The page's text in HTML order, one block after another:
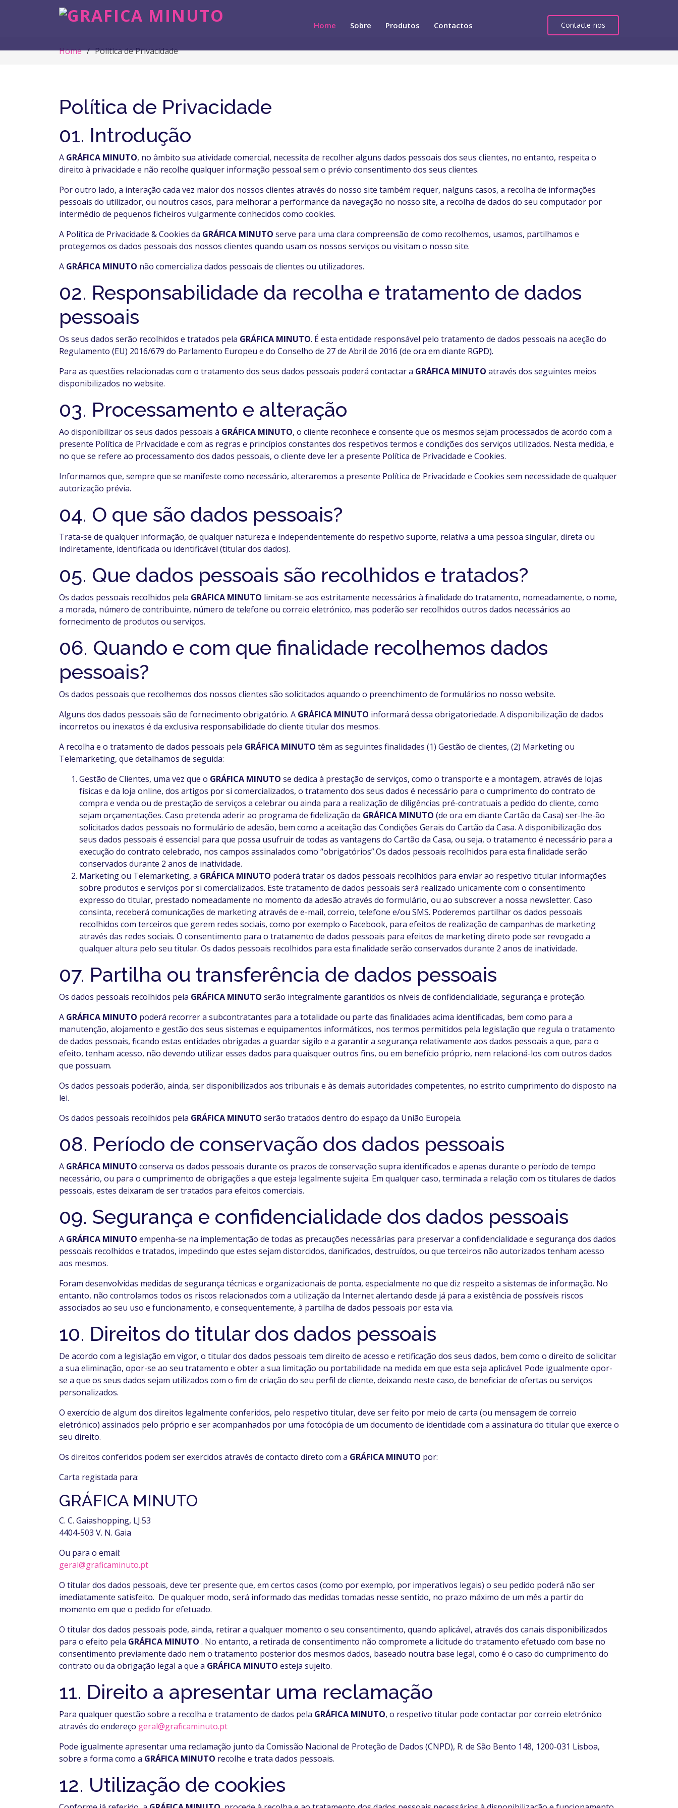
Home Sobre Produtos Contactos Contacte-nos
Home Politica de Privacidade
Política de Privacidade
01. Introdução
A GRÁFICA MINUTO, no âmbito sua atividade comercial, necessita de recolher alguns dados pessoais dos seus clientes, no entanto, respeita o
direito à privacidade e não recolhe qualquer informação pessoal sem o prévio consentimento dos seus clientes.
Por outro lado, a interação cada vez maior dos nossos clientes através do nosso site também requer, nalguns casos, a recolha de informações
pessoais do utilizador, ou noutros casos, para melhorar a performance da navegação no nosso site, a recolha de dados do seu computador por
intermédio de pequenos ficheiros vulgarmente conhecidos como cookies.
A Política de Privacidade & Cookies da GRÁFICA MINUTO serve para uma clara compreensão de como recolhemos, usamos, partilhamos e
protegemos os dados pessoais dos nossos clientes quando usam os nossos serviços ou visitam o nosso site.
A GRÁFICA MINUTO não comercializa dados pessoais de clientes ou utilizadores.
02. Responsabilidade da recolha e tratamento de dados
pessoais
Os seus dados serão recolhidos e tratados pela GRÁFICA MINUTO. É esta entidade responsável pelo tratamento de dados pessoais na aceção do
Regulamento (EU) 2016/679 do Parlamento Europeu e do Conselho de 27 de Abril de 2016 (de ora em diante RGPD).
Para as questões relacionadas com o tratamento dos seus dados pessoais poderá contactar a GRÁFICA MINUTO através dos seguintes meios
disponibilizados no website.
03. Processamento e alteração
Ao disponibilizar os seus dados pessoais à GRÁFICA MINUTO, o cliente reconhece e consente que os mesmos sejam processados de acordo com a
presente Política de Privacidade e com as regras e princípios constantes dos respetivos termos e condições dos serviços utilizados. Nesta medida, e
no que se refere ao processamento dos dados pessoais, o cliente deve ler a presente Política de Privacidade e Cookies.
Informamos que, sempre que se manifeste como necessário, alteraremos a presente Política de Privacidade e Cookies sem necessidade de qualquer
autorização prévia.
04. O que são dados pessoais?
Trata-se de qualquer informação, de qualquer natureza e independentemente do respetivo suporte, relativa a uma pessoa singular, direta ou
indiretamente, identificada ou identificável (titular dos dados).
05. Que dados pessoais são recolhidos e tratados?
Os dados pessoais recolhidos pela GRÁFICA MINUTO limitam-se aos estritamente necessários à finalidade do tratamento, nomeadamente, o nome,
a morada, número de contribuinte, número de telefone ou correio eletrónico, mas poderão ser recolhidos outros dados necessários ao
fornecimento de produtos ou serviços.
06. Quando e com que finalidade recolhemos dados
pessoais?
Os dados pessoais que recolhemos dos nossos clientes são solicitados aquando o preenchimento de formulários no nosso website.
Alguns dos dados pessoais são de fornecimento obrigatório. A GRÁFICA MINUTO informará dessa obrigatoriedade. A disponibilização de dados
incorretos ou inexatos é da exclusiva responsabilidade do cliente titular dos mesmos.
A recolha e o tratamento de dados pessoais pela GRÁFICA MINUTO têm as seguintes finalidades (1) Gestão de clientes, (2) Marketing ou
Telemarketing, que detalhamos de seguida:
Gestão de Clientes, uma vez que o GRÁFICA MINUTO se dedica à prestação de serviços, como o transporte e a montagem, através de lojas
físicas e da loja online, dos artigos por si comercializados, o tratamento dos seus dados é necessário para o cumprimento do contrato de
compra e venda ou de prestação de serviços a celebrar ou ainda para a realização de diligências pré-contratuais a pedido do cliente, como
sejam orçamentações. Caso pretenda aderir ao programa de fidelização da GRÁFICA MINUTO (de ora em diante Cartão da Casa) ser-lhe-ão
solicitados dados pessoais no formulário de adesão, bem como a aceitação das Condições Gerais do Cartão da Casa. A disponibilização dos
seus dados pessoais é essencial para que possa usufruir de todas as vantagens do Cartão da Casa, ou seja, o tratamento é necessário para a
execução do contrato celebrado, nos campos assinalados como “obrigatórios”.Os dados pessoais recolhidos para esta finalidade serão
conservados durante 2 anos de inatividade.
Marketing ou Telemarketing, a GRÁFICA MINUTO poderá tratar os dados pessoais recolhidos para enviar ao respetivo titular informações
sobre produtos e serviços por si comercializados. Este tratamento de dados pessoais será realizado unicamente com o consentimento
expresso do titular, prestado nomeadamente no momento da adesão através do formulário, ou ao subscrever a nossa newsletter. Caso
consinta, receberá comunicações de marketing através de e-mail, correio, telefone e/ou SMS. Poderemos partilhar os dados pessoais
recolhidos com terceiros que gerem redes sociais, como por exemplo o Facebook, para efeitos de realização de campanhas de marketing
através das redes sociais. O consentimento para o tratamento de dados pessoais para efeitos de marketing direto pode ser revogado a
qualquer altura pelo seu titular. Os dados pessoais recolhidos para esta finalidade serão conservados durante 2 anos de inatividade.
07. Partilha ou transferência de dados pessoais
Os dados pessoais recolhidos pela GRÁFICA MINUTO serão integralmente garantidos os níveis de confidencialidade, segurança e proteção.
A GRÁFICA MINUTO poderá recorrer a subcontratantes para a totalidade ou parte das finalidades acima identificadas, bem como para a
manutenção, alojamento e gestão dos seus sistemas e equipamentos informáticos, nos termos permitidos pela legislação que regula o tratamento
de dados pessoais, ficando estas entidades obrigadas a guardar sigilo e a garantir a segurança relativamente aos dados pessoais a que, para o
efeito, tenham acesso, não devendo utilizar esses dados para quaisquer outros fins, ou em benefício próprio, nem relacioná-los com outros dados
que possuam.
Os dados pessoais poderão, ainda, ser disponibilizados aos tribunais e às demais autoridades competentes, no estrito cumprimento do disposto na
lei.
Os dados pessoais recolhidos pela GRÁFICA MINUTO serão tratados dentro do espaço da União Europeia.
08. Período de conservação dos dados pessoais
A GRÁFICA MINUTO conserva os dados pessoais durante os prazos de conservação supra identificados e apenas durante o período de tempo
necessário, ou para o cumprimento de obrigações a que esteja legalmente sujeita. Em qualquer caso, terminada a relação com os titulares de dados
pessoais, estes deixaram de ser tratados para efeitos comerciais.
09. Segurança e confidencialidade dos dados pessoais
A GRÁFICA MINUTO empenha-se na implementação de todas as precauções necessárias para preservar a confidencialidade e segurança dos dados
pessoais recolhidos e tratados, impedindo que estes sejam distorcidos, danificados, destruídos, ou que terceiros não autorizados tenham acesso
aos mesmos.
Foram desenvolvidas medidas de segurança técnicas e organizacionais de ponta, especialmente no que diz respeito a sistemas de informação. No
entanto, não controlamos todos os riscos relacionados com a utilização da Internet alertando desde já para a existência de possíveis riscos
associados ao seu uso e funcionamento, e consequentemente, à partilha de dados pessoais por esta via.
10. Direitos do titular dos dados pessoais
De acordo com a legislação em vigor, o titular dos dados pessoais tem direito de acesso e retificação dos seus dados, bem como o direito de solicitar
a sua eliminação, opor-se ao seu tratamento e obter a sua limitação ou portabilidade na medida em que esta seja aplicável. Pode igualmente opor-
se a que os seus dados sejam utilizados com o fim de criação do seu perfil de cliente, deixando neste caso, de beneficiar de ofertas ou serviços
personalizados.
O exercício de algum dos direitos legalmente conferidos, pelo respetivo titular, deve ser feito por meio de carta (ou mensagem de correio
eletrónico) assinados pelo próprio e ser acompanhados por uma fotocópia de um documento de identidade com a assinatura do titular que exerce o
seu direito.
Os direitos conferidos podem ser exercidos através de contacto direto com a GRÁFICA MINUTO por:
Carta registada para:
GRÁFICA MINUTO
C. C. Gaiashopping, LJ.53
4404-503 V. N. Gaia
Ou para o email:
geral@graficaminuto.pt
O titular dos dados pessoais, deve ter presente que, em certos casos (como por exemplo, por imperativos legais) o seu pedido poderá não ser
imediatamente satisfeito. De qualquer modo, será informado das medidas tomadas nesse sentido, no prazo máximo de um mês a partir do
momento em que o pedido for efetuado.
O titular dos dados pessoais pode, ainda, retirar a qualquer momento o seu consentimento, quando aplicável, através dos canais disponibilizados
para o efeito pela GRÁFICA MINUTO . No entanto, a retirada de consentimento não compromete a licitude do tratamento efetuado com base no
consentimento previamente dado nem o tratamento posterior dos mesmos dados, baseado noutra base legal, como é o caso do cumprimento do
contrato ou da obrigação legal a que a GRÁFICA MINUTO esteja sujeito.
11. Direito a apresentar uma reclamação
Para qualquer questão sobre a recolha e tratamento de dados pela GRÁFICA MINUTO, o respetivo titular pode contactar por correio eletrónico
através do endereço geral@graficaminuto.pt
Pode igualmente apresentar uma reclamação junto da Comissão Nacional de Proteção de Dados (CNPD), R. de São Bento 148, 1200-031 Lisboa,
sobre a forma como a GRÁFICA MINUTO recolhe e trata dados pessoais.
12. Utilização de cookies